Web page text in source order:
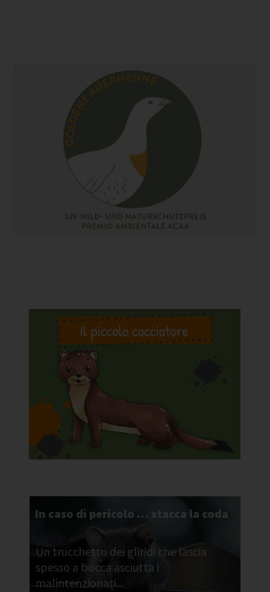
In caso di pericolo … stacca la coda
Un trucchetto dei gliridi che lascia
spesso a bocca asciutta i
malintenzionati...